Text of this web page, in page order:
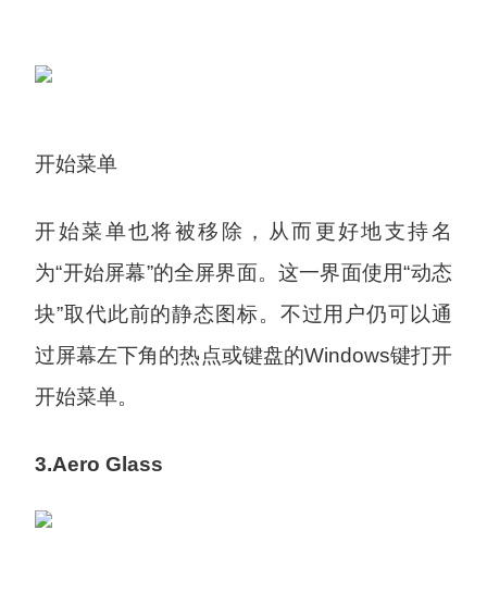
开始菜单
开始菜单也将被移除，从而更好地支持名
为“开始屏幕”的全屏界面。这一界面使用“动态
块”取代此前的静态图标。不过用户仍可以通
过屏幕左下角的热点或键盘的Windows键打开
开始菜单。
3.Aero Glass